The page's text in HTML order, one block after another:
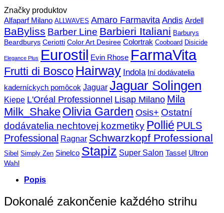
Značky produktov
Alfaparf Milano ALLWAVES Amaro Farmavita Andis Ardell
BaByliss Barber Line Barbieri Italiani Barburys
Beardburys Ceriotti Color Art Desiree Colortrak Cooboard Disicide
Elegance Plus Eurostil Evin Rhose FarmaVita
Frutti di Bosco Hairway Indola Iní dodávatelia
kaderníckych pomôcok Jaguar Jaguar Solingen
Kiepe L'Oréal Professionnel Lisap Milano Mila
Milk_Shake Olivia Garden Osis+ Ostatní
dodávatelia nechtovej kozmetiky Pollié PULS
Professional Ragnar Schwarzkopf Professional
Sibel Simply Zen Sinelco Stapiz Super Salon Tassel Ultron
Wahl
Popis
Dokonalé zakončenie každého strihu